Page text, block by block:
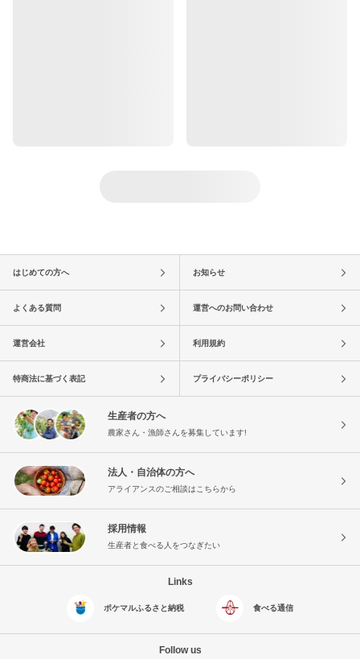
はじめての方へ お知らせ
よくある質問 運営へのお問い合わせ
運営会社 利用規約
特商法に基づく表記 プライバシーポリシー
生産者の方へ
農家さん・漁師さんを募集しています!
法人・自治体の方へ
アライアンスのご相談はこちらから
採用情報
生産者と食べる人をつなぎたい
Links
ポケマルふるさと納税 食べる通信
Follow us